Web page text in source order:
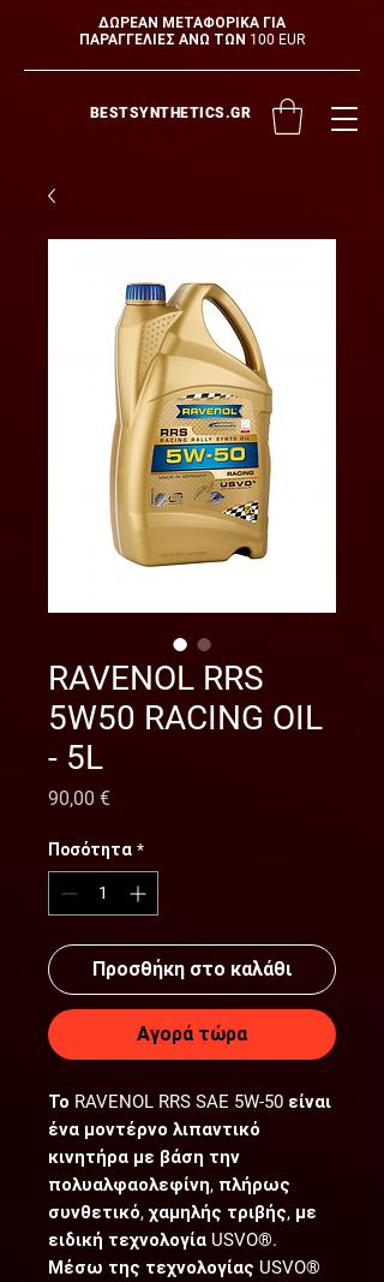
ΔΩΡΕΑΝ ΜΕΤΑΦΟΡΙΚΑ ΓΙΑ
ΠΑΡΑΓΓΕΛΙΕΣ ΑΝΩ ΤΩΝ 100 EUR
BESTSYNTHETICS.GR
RAVENOL RRS
5W50 RACING OIL
- 5L
90,00 €Τιμή
Ποσότητα *
Προσθήκη στο καλάθι
Αγορά τώρα
Το RAVENOL RRS SAE 5W-50 είναι
ένα μοντέρνο λιπαντικό
κινητήρα με βάση την
πολυαλφαολεφίνη, πλήρως
συνθετικό, χαμηλής τριβής, με
ειδική τεχνολογία USVO®.
Μέσω της τεχνολογίας USVO®